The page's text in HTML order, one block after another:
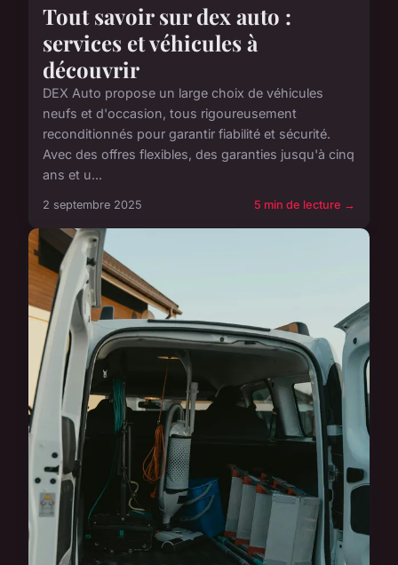
Tout savoir sur dex auto :
services et véhicules à
découvrir
DEX Auto propose un large choix de véhicules
neufs et d'occasion, tous rigoureusement
reconditionnés pour garantir fiabilité et sécurité.
Avec des offres flexibles, des garanties jusqu'à cinq
ans et u...
2 septembre 2025 5 min de lecture →